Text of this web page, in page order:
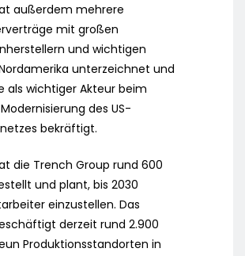
außerdem mehrere
mit großen
und wichtigen
unterzeichnet und
als wichtiger Akteur beim
des US-
bekräftigt.
die Trench Group rund 600
und plant, bis 2030
einzustellen. Das
derzeit rund 2.900
Produktionsstandorten in